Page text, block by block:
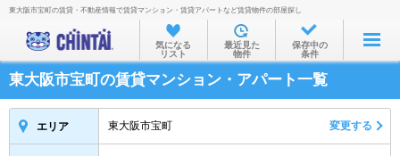
お部屋を探す
沿線・駅から
住所から
東大阪市宝町の賃貸・不動産情報で賃貸マンション・賃貸アパートなど賃貸物件の部屋探し
気になる
リスト
最近見た
物件
保存中の
条件
東大阪市宝町の賃貸マンション・アパート一覧
エリア 東大阪市宝町 変更する